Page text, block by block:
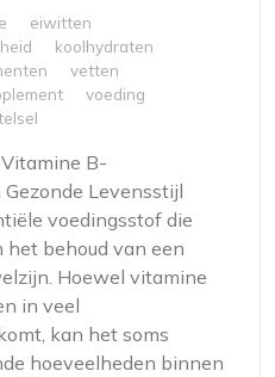
eiwitten
koolhydraten
vetten
voeding
B-
Levensstijl
voedingsstof die
het behoud van een
Hoewel vitamine
in veel
kan het soms
hoeveelheden binnen